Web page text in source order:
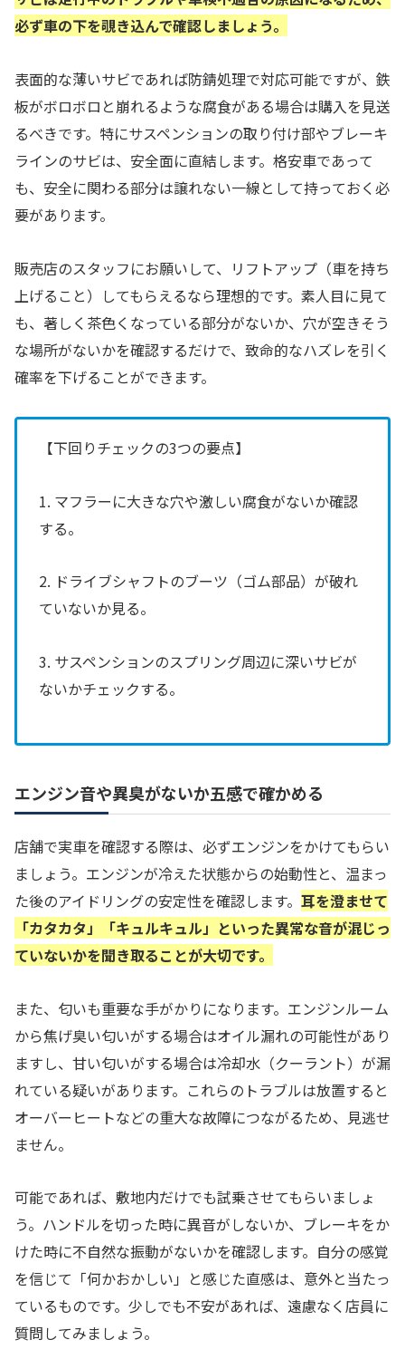
必ず車の下を覗き込んで確認しましょう。
表面的な薄いサビであれば防錆処理で対応可能ですが、鉄
板がボロボロと崩れるような腐食がある場合は購入を見送
るべきです。特にサスペンションの取り付け部やブレーキ
ラインのサビは、安全面に直結します。格安車であって
も、安全に関わる部分は譲れない一線として持っておく必
要があります。
販売店のスタッフにお願いして、リフトアップ（車を持ち
上げること）してもらえるなら理想的です。素人目に見て
も、著しく茶色くなっている部分がないか、穴が空きそう
な場所がないかを確認するだけで、致命的なハズレを引く
確率を下げることができます。
【下回りチェックの3つの要点】
1. マフラーに大きな穴や激しい腐食がないか確認
する。
2. ドライブシャフトのブーツ（ゴム部品）が破れ
ていないか見る。
3. サスペンションのスプリング周辺に深いサビが
ないかチェックする。
エンジン音や異臭がないか五感で確かめる
店舗で実車を確認する際は、必ずエンジンをかけてもらい
ましょう。エンジンが冷えた状態からの始動性と、温まっ
た後のアイドリングの安定性を確認します。 耳を澄ませて
「カタカタ」「キュルキュル」といった異常な音が混じっ
ていないかを聞き取ることが大切です。
また、匂いも重要な手がかりになります。エンジンルーム
から焦げ臭い匂いがする場合はオイル漏れの可能性があり
ますし、甘い匂いがする場合は冷却水（クーラント）が漏
れている疑いがあります。これらのトラブルは放置すると
オーバーヒートなどの重大な故障につながるため、見逃せ
ません。
可能であれば、敷地内だけでも試乗させてもらいましょ
う。ハンドルを切った時に異音がしないか、ブレーキをか
けた時に不自然な振動がないかを確認します。自分の感覚
を信じて「何かおかしい」と感じた直感は、意外と当たっ
ているものです。少しでも不安があれば、遠慮なく店員に
質問してみましょう。